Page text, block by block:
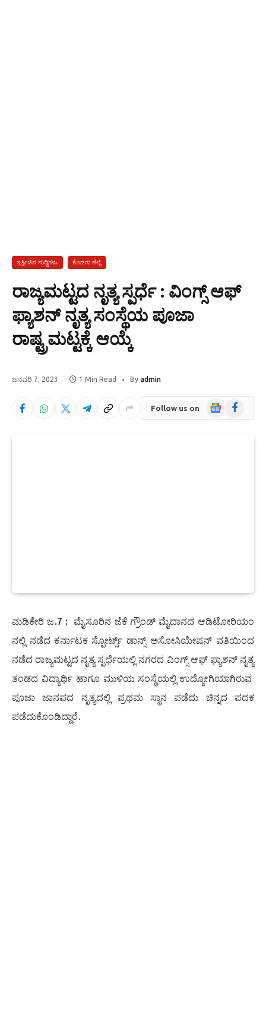
ಇತ್ತೀಚಿನ ಸುದ್ದಿಗಳು ಕೊಡಗು ಜಿಲ್ಲೆ
ರಾಜ್ಯಮಟ್ಟದ ನೃತ್ಯ ಸ್ಪರ್ಧೆ : ವಿಂಗ್ಸ್ ಆಫ್
ಫ್ಯಾಶನ್ ನೃತ್ಯ ಸಂಸ್ಥೆಯ ಪೂಜಾ
ರಾಷ್ಟ್ರಮಟ್ಟಕ್ಕೆ ಆಯ್ಕೆ
ಜನವರಿ 7, 2023 1 Min Read By admin
Follow us on
GoogleFacebook
ಮಡಿಕೇರಿ ಜ.7 : ಮೈಸೂರಿನ ಜೆಕೆ ಗ್ರೌಂಡ್ ಮೈದಾನದ ಆಡಿಟೋರಿಯಂ
ನಲ್ಲಿ ನಡೆದ ಕರ್ನಾಟಕ ಸ್ಪೋರ್ಟ್ಸ್ ಡಾನ್ಸ್ ಅಸೋಸಿಯೇಷನ್ ವತಿಯಿಂದ
ನಡೆದ ರಾಜ್ಯಮಟ್ಟದ ನೃತ್ಯ ಸ್ಪರ್ಧೆಯಲ್ಲಿ ನಗರದ ವಿಂಗ್ಸ್ ಆಫ್ ಫ್ಯಾಶನ್ ನೃತ್ಯ
ತಂಡದ ವಿದ್ಯಾರ್ಥಿ ಹಾಗೂ ಮುಳಿಯ ಸಂಸ್ಥೆಯಲ್ಲಿ ಉದ್ಯೋಗಿಯಾಗಿರುವ
ಪೂಜಾ ಜಾನಪದ ನೃತ್ಯದಲ್ಲಿ ಪ್ರಥಮ ಸ್ಥಾನ ಪಡೆದು ಚಿನ್ನದ ಪದಕ
ಪಡೆದುಕೊಂಡಿದ್ದಾರೆ.